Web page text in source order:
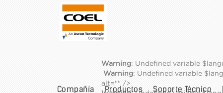
Warning: Undefined variable
Warning: Undefined variable
alt="" />
Compañía Productos Soporte Técnico